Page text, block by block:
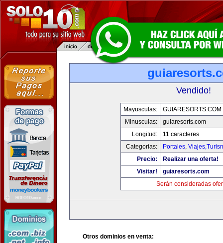
Vendido!
Mayusculas:
GUIARESORTS.COM
Minusculas:
guiaresorts.com
Longitud:
11 caracteres
Categorias:
Portales,
Precio:
Realizar una oferta!
Visitar!
guiaresorts.com
Serán consideradas
Otros dominios en venta: